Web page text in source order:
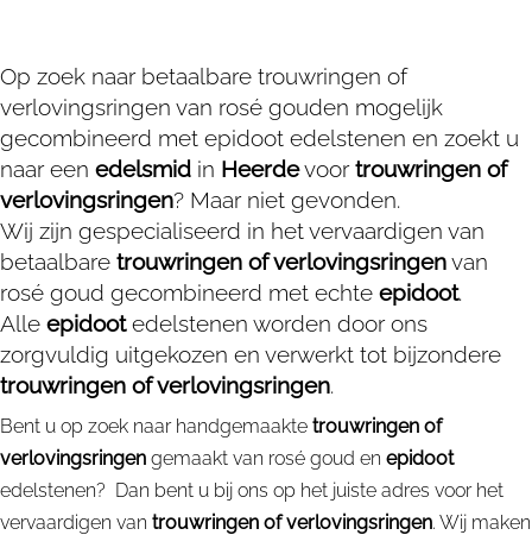
Op zoek naar betaalbare trouwringen of
verlovingsringen van rosé gouden mogelijk
gecombineerd met epidoot edelstenen en zoekt u
naar een edelsmid in Heerdevoortrouwringen of
verlovingsringen? Maar niet gevonden.
Wij zijn gespecialiseerd in het vervaardigen van
betaalbare trouwringen of verlovingsringenvan
rosé goud gecombineerd met echte epidoot.
Alle epidootedelstenen worden door ons
zorgvuldig uitgekozen en verwerkt tot bijzondere
trouwringen of verlovingsringen.
Bent u op zoek naar handgemaakte trouwringen of
verlovingsringen gemaakt van rosé goud en epidoot
edelstenen? Dan bent u bij ons op het juiste adres voor het
vervaardigen van trouwringen of verlovingsringen. Wij maken